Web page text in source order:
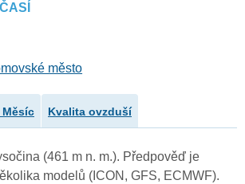
město
Měsíc Kvalita ovzduší
(461 m n. m.). Předpověď je
modelů (ICON, GFS, ECMWF).